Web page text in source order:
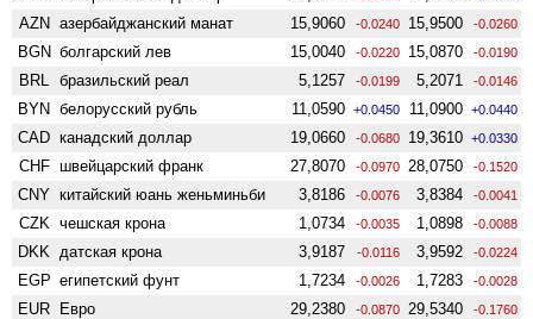
AZN азербайджанский манат 15,9060 -0.0240 15,9500 -0.0260
BGN болгарский лев 15,0040 -0.0220 15,0870 -0.0190
BRL бразильский реал 5,1257 -0.0199 5,2071 -0.0146
BYN белорусский рубль 11,0590 +0.0450 11,0900 +0.0440
CAD канадский доллар 19,0660 -0.0680 19,3610 +0.0330
CHF швейцарский франк 27,8070 -0.0970 28,0750 -0.1520
CNY китайский юань женьминьби 3,8186 -0.0076 3,8384 -0.0041
CZK чешская крона 1,0734 -0.0035 1,0898 -0.0088
DKK датская крона 3,9187 -0.0116 3,9592 -0.0224
EGP египетский фунт 1,7234 -0.0026 1,7283 -0.0028
EUR Евро 29,2380 -0.0870 29,5340 -0.1760